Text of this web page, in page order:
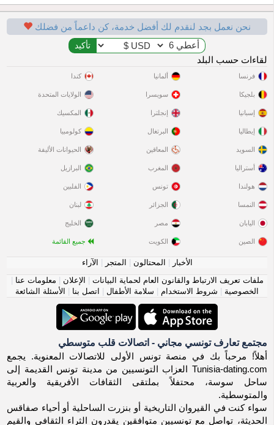
نحن نعمل بجد لنقدم لك أفضل خدمة، كن داعماً من فضلك
لقاءات حسب البلد
فرنسا
بلجيكا
إسبانيا
إيطاليا
السويد
ألمانيا
سويسرا
إنجلترا
البرتغال
المعاقين
كندا
الولايات المتحدة
المكسيك
كولومبيا
الحيوانات الأليفة
أستراليا
هولندا
النمسا
اليابان
الصين
المغرب
تونس
الجزائر
مصر
الكويت
البرازيل
الفلبين
لبنان
الخليج
جميع القائمة
الأخبار المحتالون المتجر
الآراء
ملفات تعريف الارتباط والقانون العام لحماية البيانات
الإعلان معلومات عنا
الخصوصية
شروط الاستخدام سلامة الأطفال اتصل بنا الأسئلة الشائعة
مجتمع تعارف تونسي مجاني - اتصالات قلب متوسطي
أهلاً! مرحباً بك في منصة تونس الأولى للاتصالات المعنوية. يجمع
Tunisia-dating.com العزاب التونسيين من مدينة تونس القديمة إلى
ساحل سوسة، محتفلاً بملتقى الثقافات الأفريقية والعربية
والمتوسطية.
سواء كنت في القيروان التاريخية أو بنزرت الساحلية أو أحياء صفاقس
الحديثة، تواصل مع تونسيين متوافقين يقدرون الثراء الثقافي والقيم